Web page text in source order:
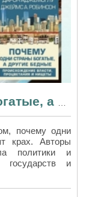
«Почему одни страны богатые, а другие бедные» — краткий гид по книге
почему одни
крах. Авторы
политики и
государств и